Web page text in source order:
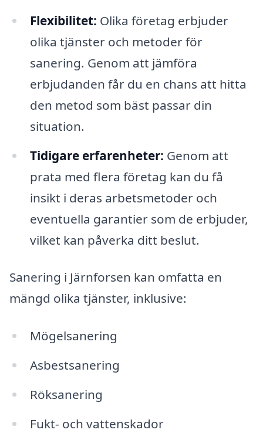
Flexibilitet: Olika företag erbjuder
olika tjänster och metoder för
sanering. Genom att jämföra
erbjudanden får du en chans att hitta
den metod som bäst passar din
situation.
Tidigare erfarenheter: Genom att
prata med flera företag kan du få
insikt i deras arbetsmetoder och
eventuella garantier som de erbjuder,
vilket kan påverka ditt beslut.
Sanering i Järnforsen kan omfatta en
mängd olika tjänster, inklusive:
Mögelsanering
Asbestsanering
Röksanering
Fukt- och vattenskador